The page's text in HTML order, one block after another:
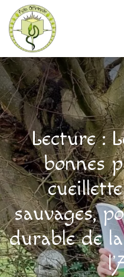
Lecture :
bonnes
sauvages,
durable de